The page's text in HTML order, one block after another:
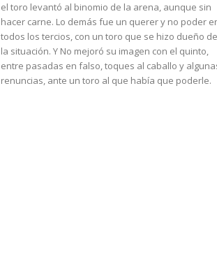
el toro levantó al binomio de la arena, aunque sin
hacer carne. Lo demás fue un querer y no poder
todos los tercios, con un toro que se hizo dueño de
la situación. Y No mejoró su imagen con el quinto,
entre pasadas en falso, toques al caballo y
renuncias, ante un toro al que había que poderle.